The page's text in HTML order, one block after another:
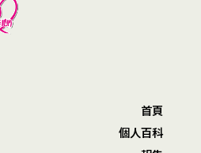
首頁
個人百科